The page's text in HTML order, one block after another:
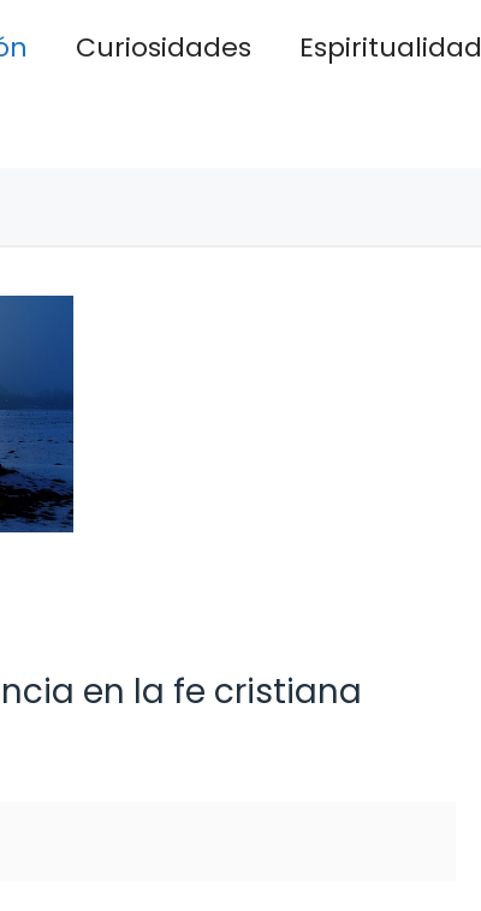
Curiosidades Espiritualidad
en la fe cristiana